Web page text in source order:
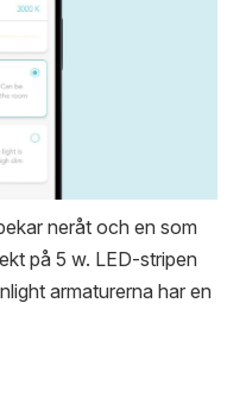
neråt och en som
på 5 w. LED-stripen
armaturerna har en